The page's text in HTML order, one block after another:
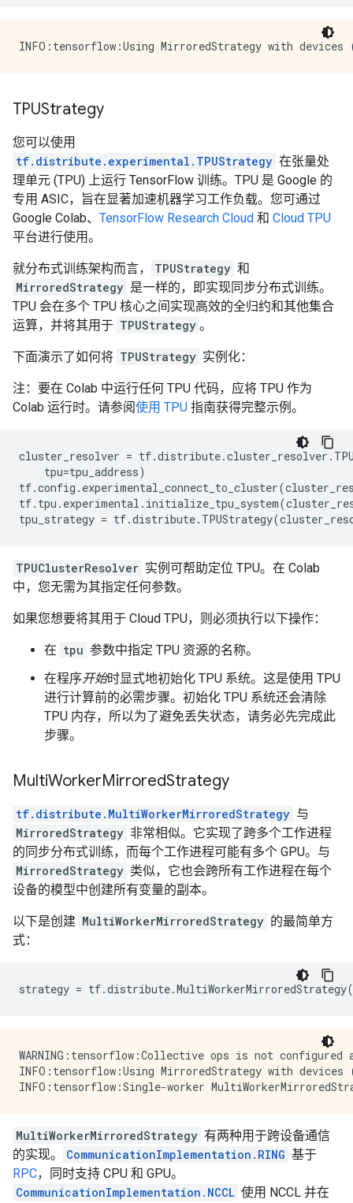
TPUStrategy
您可以使用
tf.distribute.experimental.TPUStrategy 在张量处
理单元 (TPU) 上运行 TensorFlow 训练。TPU 是 Google 的
专用 ASIC，旨在显著加速机器学习工作负载。您可通过
Google Colab、 TensorFlow Research Cloud 和 Cloud TPU
平台进行使用。
就分布式训练架构而言， TPUStrategy 和
MirroredStrategy 是一样的，即实现同步分布式训练。
TPU 会在多个 TPU 核心之间实现高效的全归约和其他集合
运算，并将其用于 TPUStrategy 。
下面演示了如何将 TPUStrategy 实例化：
注：要在 Colab 中运行任何 TPU 代码，应将 TPU 作为
Colab 运行时。请参阅使用 TPU 指南获得完整示例。
cluster_resolver = tf.distribute.cluster_resolver .
tpu=tpu_address)
tf.config . experimental_connect_to_cluster(
tf. tpu . experimental . initialize_tpu_system(
tpu_strategy = tf.distribute. TPUStrategy(
TPUClusterResolver 实例可帮助定位 TPU。在 Colab
中，您无需为其指定任何参数。
如果您想要将其用于 Cloud TPU，则必须执行以下操作：
在 tpu 参数中指定 TPU 资源的名称。
在程序开始时显式地初始化 TPU 系统。这是使用 TPU
进行计算前的必需步骤。初始化 TPU 系统还会清除
TPU 内存，所以为了避免丢失状态，请务必先完成此
步骤。
MultiWorkerMirroredStrategy
tf.distribute.MultiWorkerMirroredStrategy 与
MirroredStrategy 非常相似。它实现了跨多个工作进程
的同步分布式训练，而每个工作进程可能有多个 GPU。与
MirroredStrategy 类似，它也会跨所有工作进程在每个
设备的模型中创建所有变量的副本。
以下是创建 MultiWorkerMirroredStrategy 的最简单方
式：
strategy = tf.distribute.MultiWorkerMirroredStrategy
WARNING:tensorflow:Collective ops is not
INFO:tensorflow:Using MirroredStrategy with
MultiWorkerMirroredStrategy 有两种用于跨设备通信
的实现。
CommunicationImplementation.RING 基于
RPC，同时支持 CPU 和 GPU。
CommunicationImplementation.NCCL 使用 NCCL 并在